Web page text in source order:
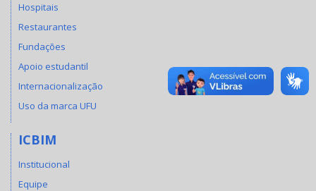
Hospitais
Restaurantes
Fundações
Apoio estudantil
Internacionalização
Uso da marca UFU
ICBIM
Institucional
Equipe